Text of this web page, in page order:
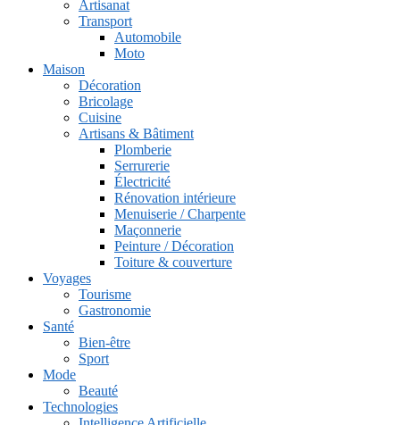
Artisanat
Transport
Automobile
Moto
Maison
Décoration
Bricolage
Cuisine
Artisans & Bâtiment
Plomberie
Serrurerie
Électricité
Rénovation intérieure
Menuiserie / Charpente
Maçonnerie
Peinture / Décoration
Toiture & couverture
Voyages
Tourisme
Gastronomie
Santé
Bien-être
Sport
Mode
Beauté
Technologies